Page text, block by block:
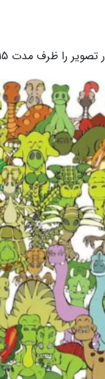
15 ثانیه پیدا کنید.